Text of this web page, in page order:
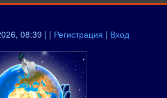
08:39 | | Регистрация | Вход